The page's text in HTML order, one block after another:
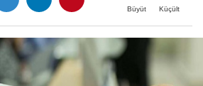
Büyüt Küçült